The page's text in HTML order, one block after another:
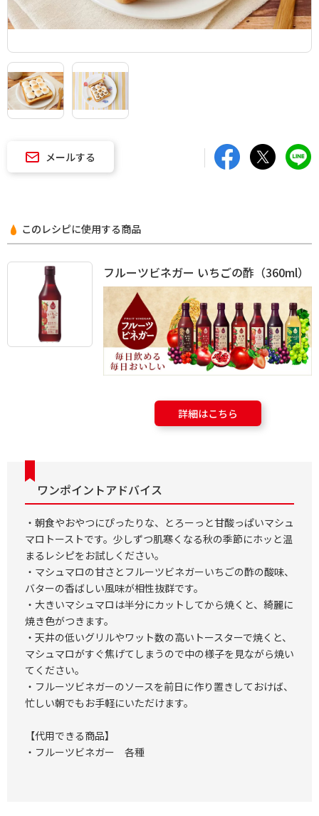
メールする
このレシピに使用する商品
フルーツビネガー いちごの酢（360ml）
詳細はこちら
ワンポイントアドバイス
・朝食やおやつにぴったりな、とろーっと甘酸っぱいマシュ
マロトーストです。少しずつ肌寒くなる秋の季節にホッと温
まるレシピをお試しください。
・マシュマロの甘さとフルーツビネガーいちごの酢の酸味、
バターの香ばしい風味が相性抜群です。
・大きいマシュマロは半分にカットしてから焼くと、綺麗に
焼き色がつきます。
・天井の低いグリルやワット数の高いトースターで焼くと、
マシュマロがすぐ焦げてしまうので中の様子を見ながら焼い
てください。
・フルーツビネガーのソースを前日に作り置きしておけば、
忙しい朝でもお手軽にいただけます。
【代用できる商品】
・フルーツビネガー 各種